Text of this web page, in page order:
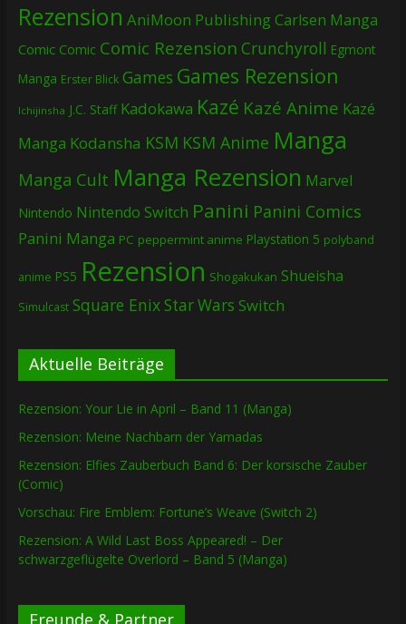
Rezension AniMoon PublishingCarlsen Manga
Comic Comic Comic Rezension Crunchyroll Egmont
Manga Erster Blick Games Games Rezension
Ichijinsha J.C. Staff Kadokawa Kazé Kazé Anime Kazé
Manga Kodansha KSM KSM Anime Manga
Manga Cult Manga Rezension Marvel
Nintendo Nintendo Switch Panini Panini Comics
Panini Manga PC peppermint anime Playstation 5 polyband
anime PS5 Rezension Shogakukan Shueisha
Simulcast Square EnixStar Wars Switch
Aktuelle Beiträge
Rezension: Your Lie in April – Band 11 (Manga)
Rezension: Meine Nachbarn der Yamadas
Rezension: Elfies Zauberbuch Band 6: Der korsische Zauber
(Comic)
Vorschau: Fire Emblem: Fortune’s Weave (Switch 2)
Rezension: A Wild Last Boss Appeared! – Der
schwarzgeflügelte Overlord – Band 5 (Manga)